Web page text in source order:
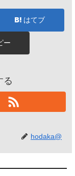
はてブ
ー
る
hodaka@